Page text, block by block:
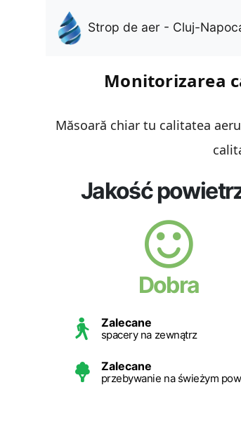
Strop de aer - Cluj-
Monitorizarea
Măsoară chiar tu calitatea
Jakość
Dobra
Zalecane
spacery na zewnątrz
Zalecane
przebywanie na świeżym